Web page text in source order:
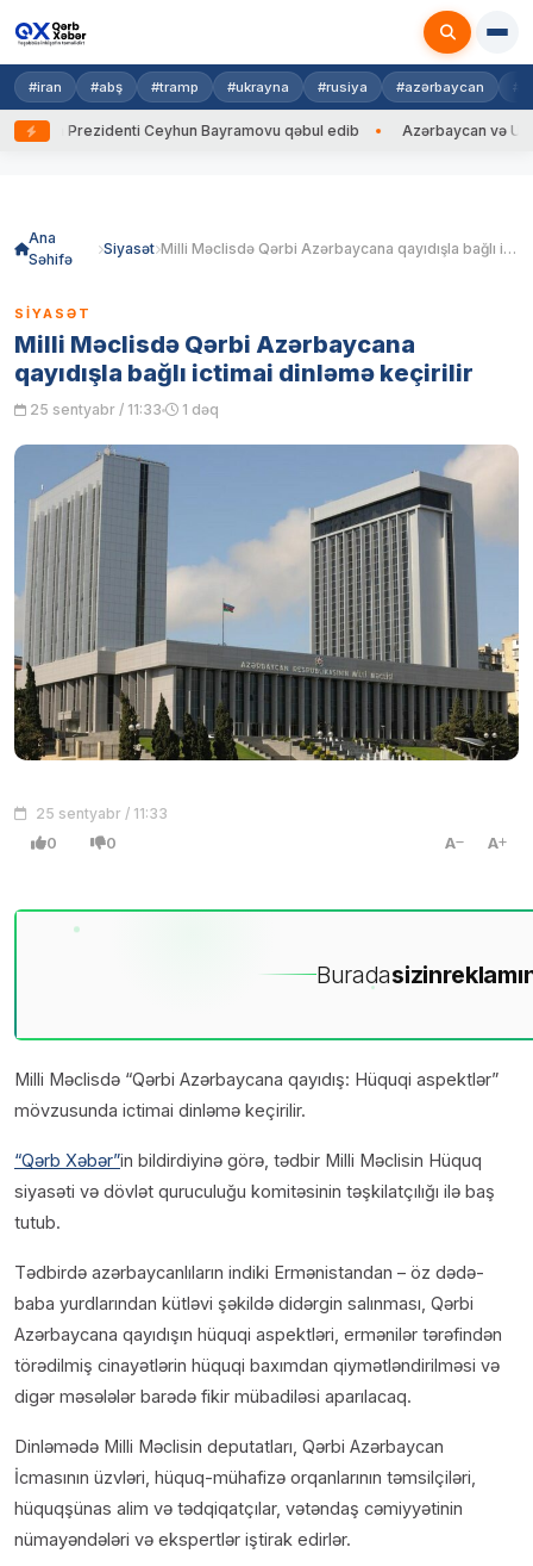
#iran #abş #tramp #ukrayna #rusiya #azərbaycan
Prezidenti Ceyhun Bayramovu qəbul edib Azərbaycan və
Ana
Səhifə
Siyasət Milli Məclisdə Qərbi Azərbaycana qayıdışla bağlı ictimai dinləmə keçirilir
SIYASƏT
Milli Məclisdə Qərbi Azərbaycana
qayıdışla bağlı ictimai dinləmə keçirilir
25 sentyabr / 11:33 1 dəq
25 sentyabr / 11:33
0 0 A A
Buradasizin
Milli Məclisdə “Qərbi Azərbaycana qayıdış: Hüquqi aspektlər”
mövzusunda ictimai dinləmə keçirilir.
“Qərb Xəbər”in bildirdiyinə görə, tədbir Milli Məclisin Hüquq
siyasəti və dövlət quruculuğu komitəsinin təşkilatçılığı ilə baş
tutub.
Tədbirdə azərbaycanlıların indiki Ermənistandan – öz dədə-
baba yurdlarından kütləvi şəkildə didərgin salınması, Qərbi
Azərbaycana qayıdışın hüquqi aspektləri, ermənilər tərəfindən
törədilmiş cinayətlərin hüquqi baxımdan qiymətləndirilməsi və
digər məsələlər barədə fikir mübadiləsi aparılacaq.
Dinləmədə Milli Məclisin deputatları, Qərbi Azərbaycan
İcmasının üzvləri, hüquq-mühafizə orqanlarının təmsilçiləri,
hüquqşünas alim və tədqiqatçılar, vətəndaş cəmiyyətinin
nümayəndələri və ekspertlər iştirak edirlər.